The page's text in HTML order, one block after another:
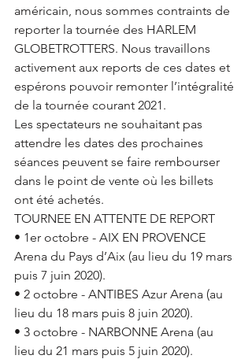
américain, nous sommes contraints de
reporter la tournée des HARLEM
GLOBETROTTERS. Nous travaillons
activement aux reports de ces dates et
espérons pouvoir remonter l’intégralité
de la tournée courant 2021.
Les spectateurs ne souhaitant pas
attendre les dates des prochaines
séances peuvent se faire rembourser
dans le point de vente où les billets
ont été achetés.
TOURNEE EN ATTENTE DE REPORT
• 1er octobre - AIX EN PROVENCE
Arena du Pays d’Aix (au lieu du 19 mars
puis 7 juin 2020).
• 2 octobre - ANTIBES Azur Arena (au
lieu du 18 mars puis 8 juin 2020).
• 3 octobre - NARBONNE Arena (au
lieu du 21 mars puis 5 juin 2020).